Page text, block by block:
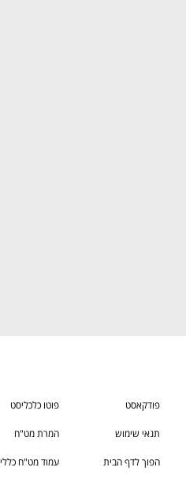
פודקאסט פוטו כלכליסט
תנאי שימוש המרת מט"ח
הפוך לדף הבית עמוד מט"ח כללי